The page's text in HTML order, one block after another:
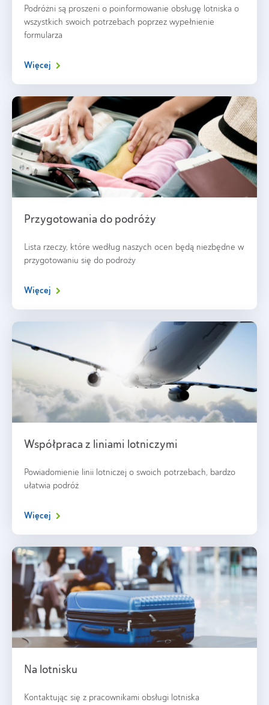
Podróżni są proszeni o poinformowanie obsługę lotniska o
wszystkich swoich potrzebach poprzez wypełnienie
formularza
Więcej
Przygotowania do podróży
Lista rzeczy, które według naszych ocen będą niezbędne w
przygotowaniu się do podroży
Więcej
Współpraca z liniami lotniczymi
Powiadomienie linii lotniczej o swoich potrzebach, bardzo
ułatwia podróż
Więcej
Na lotnisku
Kontaktując się z pracownikami obsługi lotniska